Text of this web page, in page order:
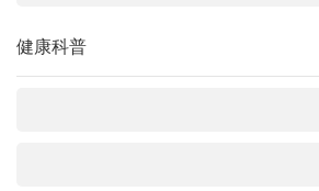
健康科普